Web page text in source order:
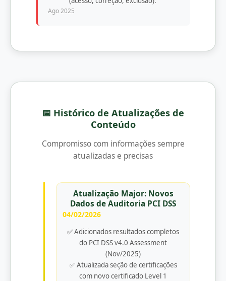
Ago 2025
📅 Histórico de Atualizações de
Conteúdo
Compromisso com informações sempre
atualizadas e precisas
Atualização Major: Novos
Dados de Auditoria PCI DSS
04/02/2026
✅ Adicionados resultados completos
do PCI DSS v4.0 Assessment
(Nov/2025)
✅ Atualizada seção de certificações
com novo certificado Level 1